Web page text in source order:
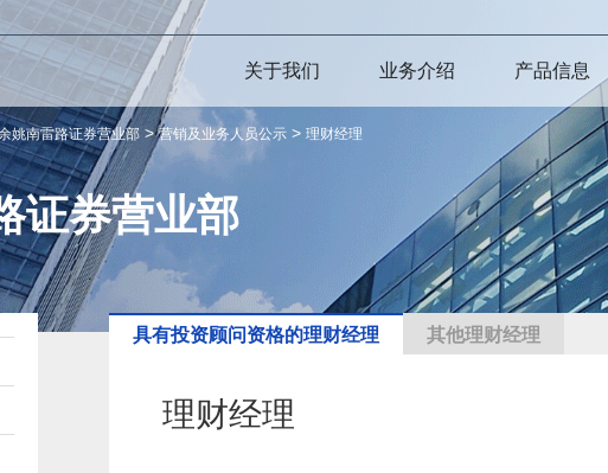
关于我们 业务介绍 产品信息
姚南雷路证券营业部 >营销及业务人员公示 > 理财经理
证券营业部
具有投资顾问资格的理财经理 其他理财经理
理财经理